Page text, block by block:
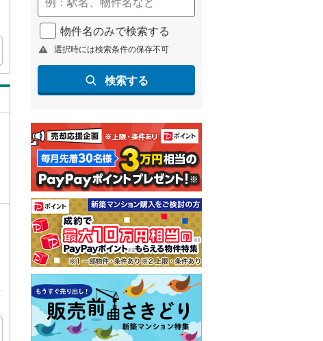
物件名のみで検索する
選択時には検索条件の保存不可
検索する